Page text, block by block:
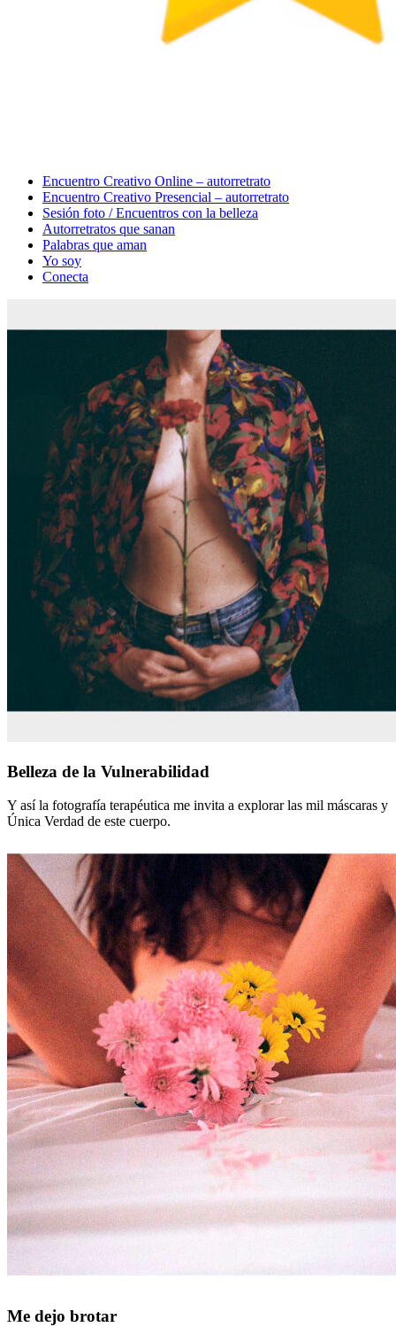
Menu
Encuentro Creativo Online – autorretrato
Encuentro Creativo Presencial – autorretrato
Sesión foto / Encuentros con la belleza
Autorretratos que sanan
Palabras que aman
Yo soy
Conecta
Belleza
la
Vulnerabilidad
Belleza de la Vulnerabilidad
Y así la fotografía terapéutica me invita a explorar las mil máscaras y
Única Verdad de este cuerpo.
Me
Me dejo brotar